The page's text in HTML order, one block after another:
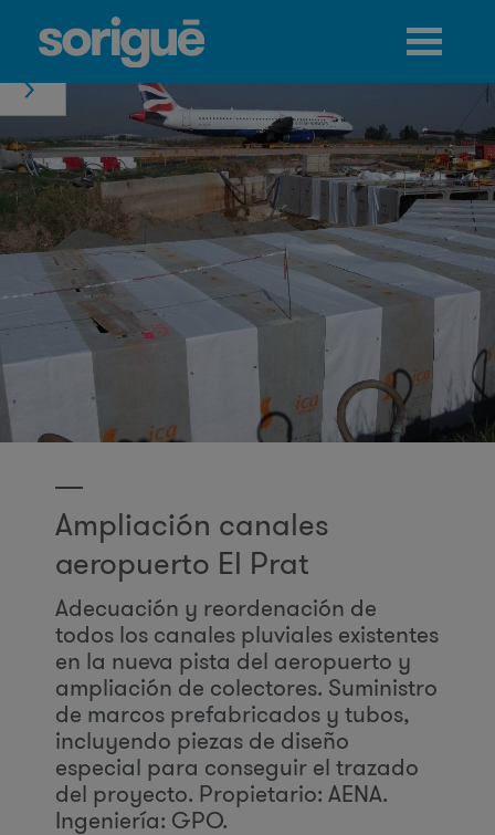
Jump to navigation
Ampliación canales
aeropuerto El Prat
Adecuación y reordenación de
todos los canales pluviales existentes
en la nueva pista del aeropuerto y
ampliación de colectores. Suministro
de marcos prefabricados y tubos,
incluyendo piezas de diseño
especial para conseguir el trazado
del proyecto. Propietario: AENA.
Ingeniería: GPO.
Menú